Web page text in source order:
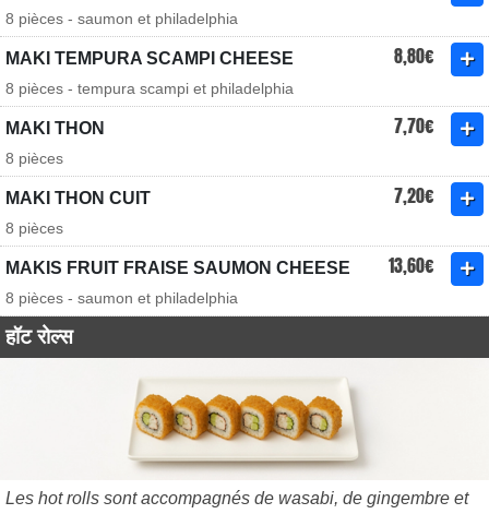
8 pièces - saumon et philadelphia
MAKI TEMPURA SCAMPI CHEESE 8,80€
8 pièces - tempura scampi et philadelphia
MAKI THON 7,70€
8 pièces
MAKI THON CUIT 7,20€
8 pièces
MAKIS FRUIT FRAISE SAUMON CHEESE 13,60€
8 pièces - saumon et philadelphia
हॉट रोल्स
Les hot rolls sont accompagnés de wasabi, de gingembre et